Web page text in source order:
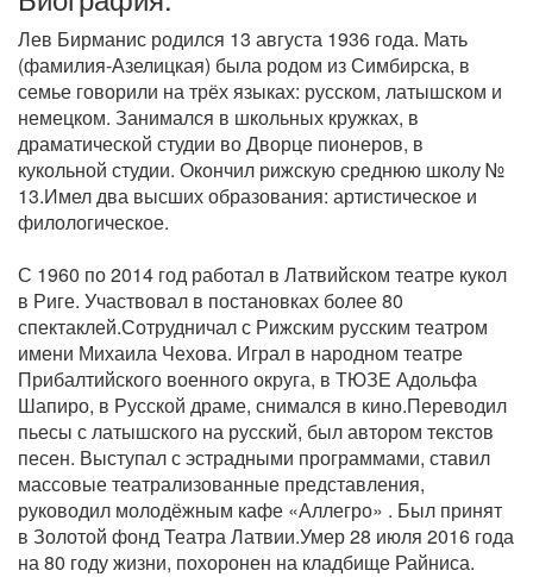
Лев Бирманис родился 13 августа 1936 года. Мать
(фамилия-Азелицкая) была родом из Симбирска, в
семье говорили на трёх языках: русском, латышском и
немецком. Занимался в школьных кружках, в
драматической студии во Дворце пионеров, в
кукольной студии. Окончил рижскую среднюю школу №
13.Имел два высших образования: артистическое и
филологическое.
С 1960 по 2014 год работал в Латвийском театре кукол
в Риге. Участвовал в постановках более 80
спектаклей.Сотрудничал с Рижским русским театром
имени Михаила Чехова. Играл в народном театре
Прибалтийского военного округа, в ТЮЗЕ Адольфа
Шапиро, в Русской драме, снимался в кино.Переводил
пьесы с латышского на русский, был автором текстов
песен. Выступал с эстрадными программами, ставил
массовые театрализованные представления,
руководил молодёжным кафе «Аллегро» . Был принят
в Золотой фонд Театра Латвии.Умер 28 июля 2016 года
на 80 году жизни, похоронен на кладбище Райниса.